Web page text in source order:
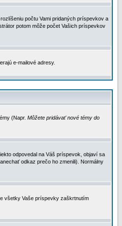
počtu Vami pridaných príspevkov a
potom môže počet Vašich príspevkov
e-mailové adresy.
(Napr. Môžete pridávať nové témy do
odpovedal na Váš príspevok, objaví sa
odkaz prečo ho zmenili). Normálny
všetky Vaše príspevky zaškrtnutím